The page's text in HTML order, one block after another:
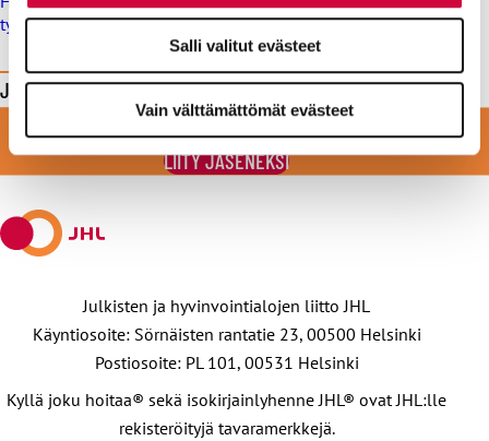
Salli valitut evästeet
Vain välttämättömät evästeet
työehtosopimuksen rikkominen
Jaa tämä sivu
Facebookissa
Jaa
viestipalvelu
X:ssä
Jaa
sähköpostilla
Jaa
WhatsAppilla
Jaa
Telegramilla
LIITY VAHVAAN JOUKKOON
LIITY JÄSENEKSI
Julkisten ja hyvinvointialojen liitto JHL
Käyntiosoite: Sörnäisten rantatie 23, 00500 Helsinki
Postiosoite: PL 101, 00531 Helsinki
Kyllä joku hoitaa® sekä isokirjainlyhenne JHL® ovat JHL:lle
rekisteröityjä tavaramerkkejä.